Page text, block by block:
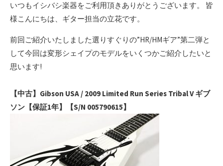
いつもイシバシ楽器をご利用頂きありがとうございます。 皆
様こんにちは、ギター担当の立花です。
前回ご紹介いたしました選りすぐりの”HR/HMギア”第二弾と
して今回は変形シェイプのモデルをいくつかご紹介したいと
思います!
【中古】Gibson USA / 2009 Limited Run Series Tribal V ギブ
ソン【保証1年】【S/N 005790615】